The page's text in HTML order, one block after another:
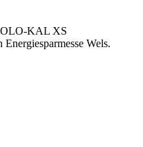
KAL XS
Wels.